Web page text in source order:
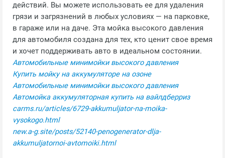
действий. Вы можете использовать ее для удаления
грязи и загрязнений в любых условиях — на парковке,
в гараже или на даче. Эта мойка высокого давления
для автомобиля создана для тех, кто ценит свое время
и хочет поддерживать авто в идеальном состоянии.
Автомобильные минимойки высокого давления
Купить мойку на аккумуляторе на озоне
Автомобильные минимойки высокого давления
Автомойка аккумуляторная купить на вайлдберриз
carms.ru/articles/6729-akkumuljator-na-moika-
vysokogo.html
new.a-g.site/posts/52140-penogenerator-dlja-
akkumuljatornoi-avtomoiki.html